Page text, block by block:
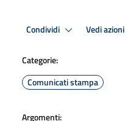
Condividi Vedi azioni
Categorie:
Comunicati stampa
Argomenti: